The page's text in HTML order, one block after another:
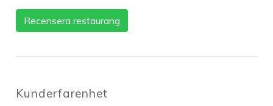
Recensera restaurang
Kunderfarenhet